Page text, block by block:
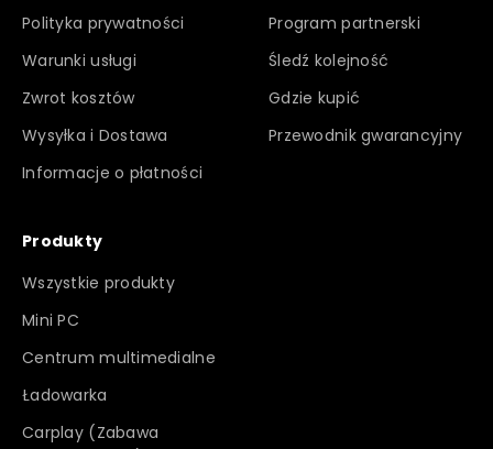
Polityka prywatności
Warunki usługi
Zwrot kosztów
Wysyłka i Dostawa
Informacje o płatności
Program partnerski
Śledź kolejność
Gdzie kupić
Przewodnik gwarancyjny
Produkty
Wszystkie produkty
Mini PC
Centrum multimedialne
Ładowarka
Carplay (Zabawa